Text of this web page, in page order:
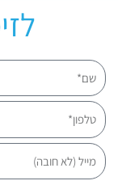
שם
טלפון
מייל